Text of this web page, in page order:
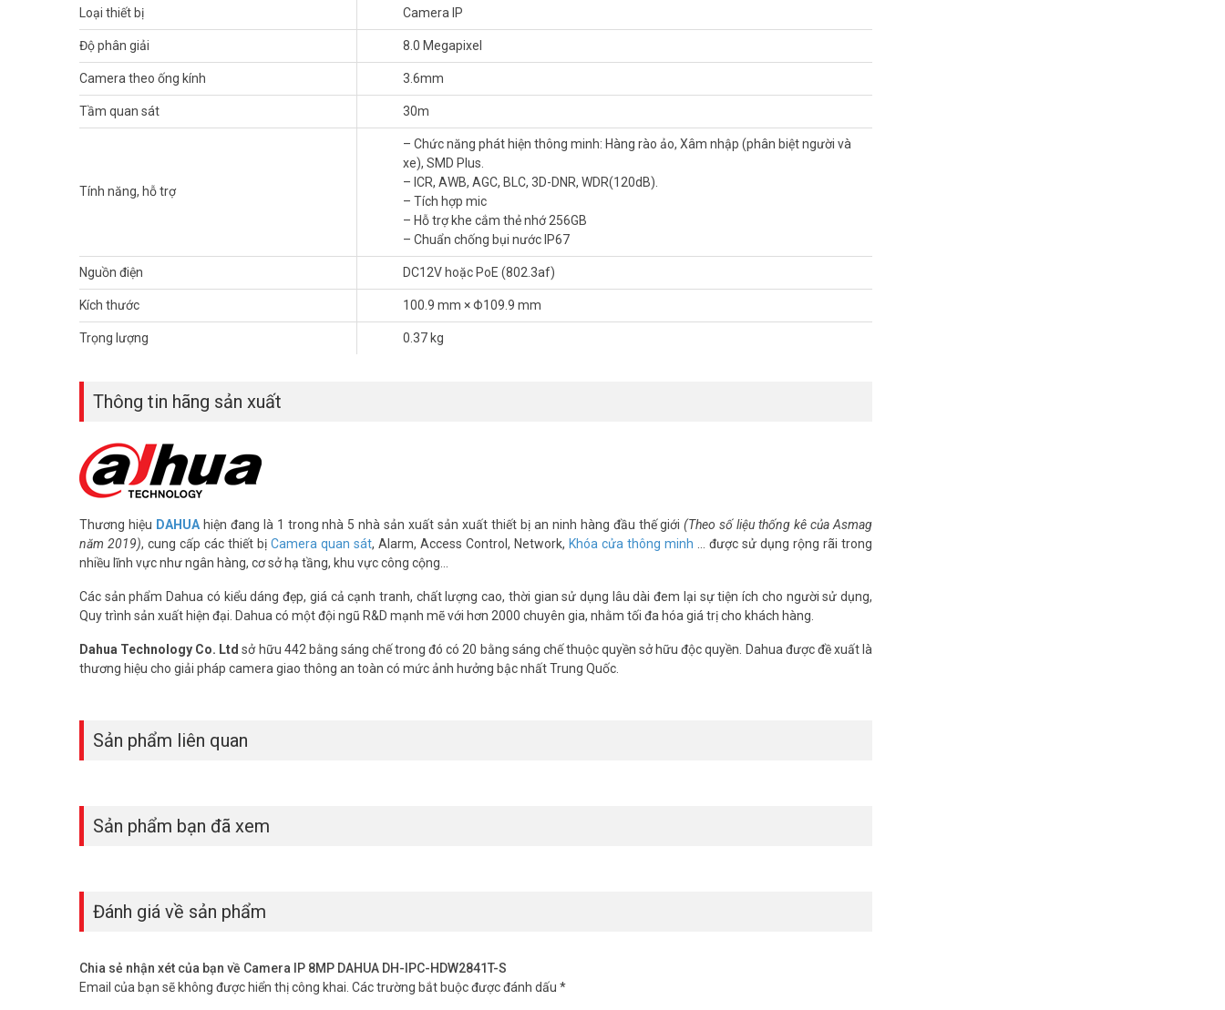
– Kích thước: 100.9 mm × Φ109.9 mm
– Trọng lượng: 0.37 kg
– Xuất xứ: Trung Quốc.
– Bảo hành: 24 tháng.
Đặt mua hàng DAHUA DH-IPC-HDW2841T-S Online ngay hôm nay để được hỗ trợ giá tốt nhất. Tham khảo thêm thông tin tại
Vuhoangtelecom
Loại thiết bị Camera IP
Độ phân giải 8.0 Megapixel
Camera theo ống kính 3.6mm
Tầm quan sát 30m
Tính năng, hỗ trợ
– Chức năng phát hiện thông minh: Hàng rào ảo, Xâm nhập (phân biệt người và
xe), SMD Plus.
– ICR, AWB, AGC, BLC, 3D-DNR, WDR(120dB).
– Tích hợp mic
– Hỗ trợ khe cắm thẻ nhớ 256GB
– Chuẩn chống bụi nước IP67
Nguồn điện DC12V hoặc PoE (802.3af)
Kích thước 100.9 mm × Φ109.9 mm
Trọng lượng 0.37 kg
Thông tin hãng sản xuất
Thương hiệu DAHUAhiện đang là 1 trong nhà 5 nhà sản xuất sản xuất thiết bị an ninh hàng đầu thế giới(Theo số liệu thống kê của Asmag
năm 2019), cung cấp các thiết bị Camera quan sát, Alarm, Access Control, Network, Khóa cửa thông minh … được sử dụng rộng rãi trong
nhiều lĩnh vực như ngân hàng, cơ sở hạ tầng, khu vực công cộng…
Các sản phẩm Dahua có kiểu dáng đẹp, giá cả cạnh tranh, chất lượng cao, thời gian sử dụng lâu dài đem lại sự tiện ích cho người sử dụng,
Quy trình sản xuất hiện đại. Dahua có một đội ngũ R&D mạnh mẽ với hơn 2000 chuyên gia, nhằm tối đa hóa giá trị cho khách hàng.
Dahua Technology Co. Ltd sở hữu 442 bằng sáng chế trong đó có 20 bằng sáng chế thuộc quyền sở hữu độc quyền. Dahua được đề xuất là
thương hiệu cho giải pháp camera giao thông an toàn có mức ảnh hưởng bậc nhất Trung Quốc.
Sản phẩm liên quan
Sản phẩm bạn đã xem
Đánh giá về sản phẩm
Chia sẻ nhận xét của bạn về Camera IP 8MP DAHUA DH-IPC-HDW2841T-S
Email của bạn sẽ không được hiển thị công khai. Các trường bắt buộc được đánh dấu *